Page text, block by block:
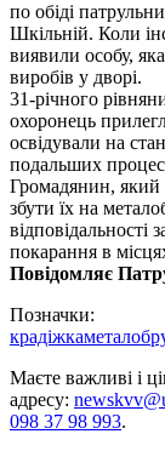
по обіді
Шкільній. Коли
виявили особу,
виробів у дворі.
31-річного
охоронець
освідували на
подальших
Громадянин, який
збути їх на
відповідальності
покарання в
Повідомляє
Позначки:
крадіжка
Маєте важливі і
адресу:
098 37 98 993.